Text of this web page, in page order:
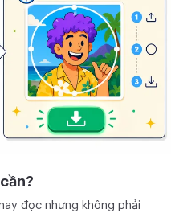
đọc nhưng không phải